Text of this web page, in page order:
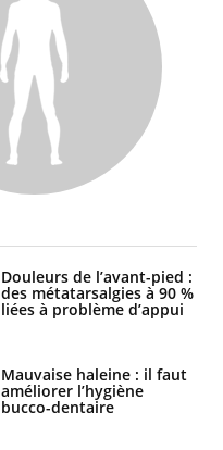
Douleurs de l’avant-pied :
des métatarsalgies à 90 %
liées à problème d’appui
Mauvaise haleine : il faut
améliorer l’hygiène
bucco-dentaire